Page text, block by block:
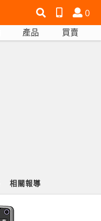
搜
尋
產
品
比
會
員
0
產品 買賣
相關報導